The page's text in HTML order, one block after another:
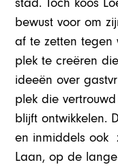
stad. Toch koos
bewust voor om
af te zetten
plek te creëren
ideeën over
plek die
blijft ontwikkelen.
en inmiddels ook
Laan, op de